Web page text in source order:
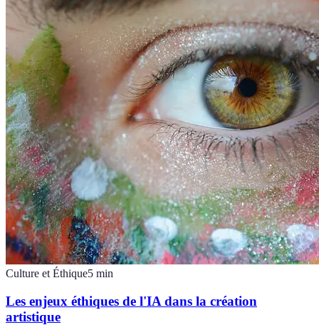
Culture et Éthique5 min
Les enjeux éthiques de l'IA dans la création
artistique